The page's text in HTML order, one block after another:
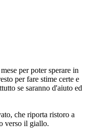
per poter sperare in
per fare stime certe e
se saranno d'aiuto ed
che riporta ristoro a
verso il giallo.